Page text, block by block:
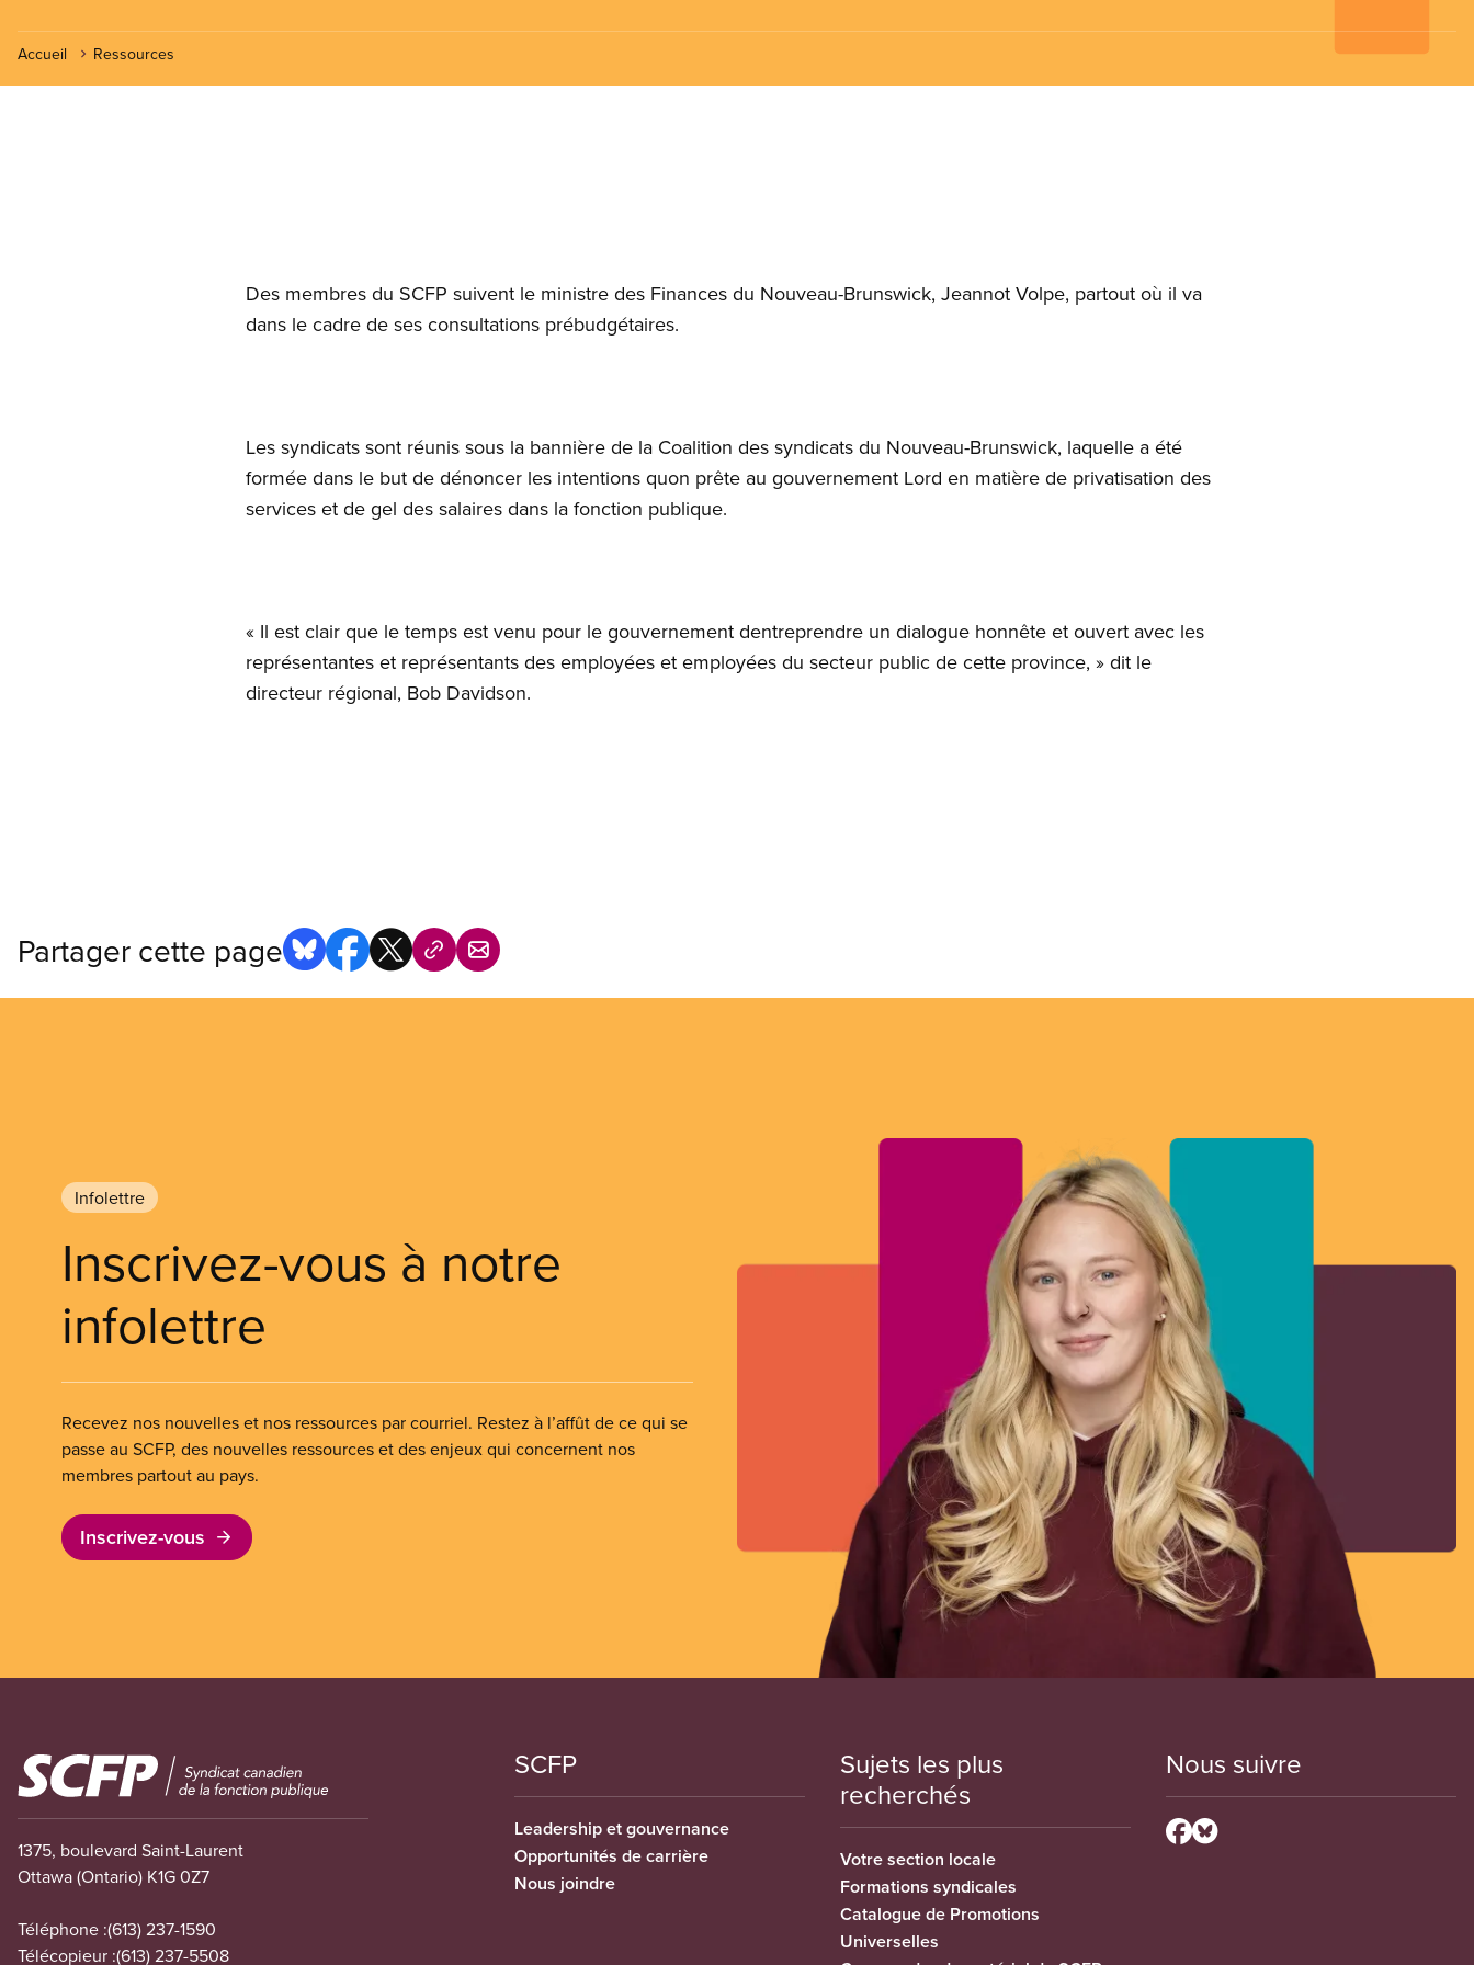
Accueil Ressources
Des membres du SCFP suivent le ministre des Finances du Nouveau-Brunswick, Jeannot Volpe, partout où il va
dans le cadre de ses consultations prébudgétaires.
Les syndicats sont réunis sous la bannière de la Coalition des syndicats du Nouveau-Brunswick, laquelle a été
formée dans le but de dénoncer les intentions quon prête au gouvernement Lord en matière de privatisation des
services et de gel des salaires dans la fonction publique.
« Il est clair que le temps est venu pour le gouvernement dentreprendre un dialogue honnête et ouvert avec les
représentantes et représentants des employées et employées du secteur public de cette province, » dit le
directeur régional, Bob Davidson.
Partager cette page
Infolettre
Inscrivez-vous à notre
infolettre
Recevez nos nouvelles et nos ressources par courriel. Restez à l’affût de ce qui se
passe au SCFP, des nouvelles ressources et des enjeux qui concernent nos
membres partout au pays.
Inscrivez-vous
Image
1375, boulevard Saint-Laurent
Ottawa (Ontario) K1G 0Z7
Téléphone :(613) 237-1590
Télécopieur :(613) 237-5508
SCFP
Leadership et gouvernance
Opportunités de carrière
Nous joindre
Sujets les plus
recherchés
Votre section locale
Formations syndicales
Catalogue de Promotions
Universelles
Nous suivre